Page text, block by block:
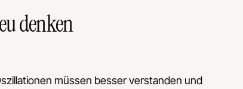
denken
müssen besser verstanden und